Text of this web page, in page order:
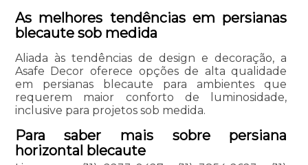
As melhores tendências em persianas
blecaute sob medida
Aliada às tendências de design e decoração, a
Asafe Decor oferece opções de alta qualidade
em persianas blecaute para ambientes que
requerem maior conforto de luminosidade,
inclusive para projetos sob medida.
Para saber mais sobre persiana
horizontal blecaute